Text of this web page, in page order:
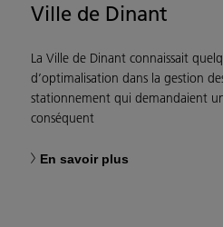
Ville de Dinant
La Ville de Dinant connaissait
d’optimalisation dans la gestion
stationnement qui demandaient
conséquent
En savoir plus